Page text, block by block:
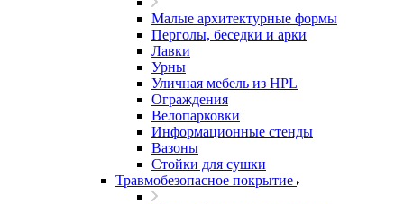
Малые архитектурные формы
Перголы, беседки и арки
Лавки
Урны
Уличная мебель из HPL
Ограждения
Велопарковки
Информационные стенды
Вазоны
Стойки для сушки
Травмобезопасное покрытие